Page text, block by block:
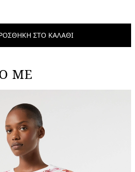
ΣΤΟ ΚΑΛΆΘΙ
ΜΕ